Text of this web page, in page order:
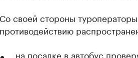
Со своей стороны
противодействию
на посадке в автобус